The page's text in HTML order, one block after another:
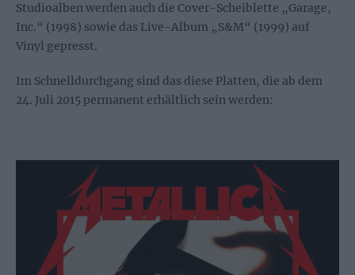
Studioalben werden auch die Cover-Scheiblette „Garage,
Inc.“ (1998) sowie das Live-Album „S&M“ (1999) auf
Vinyl gepresst.
Im Schnelldurchgang sind das diese Platten, die ab dem
24. Juli 2015 permanent erhältlich sein werden: